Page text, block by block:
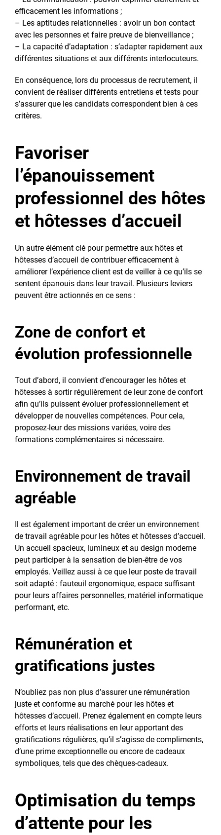
efficacement les informations ;
– Les aptitudes relationnelles : avoir un bon contact
avec les personnes et faire preuve de bienveillance ;
– La capacité d’adaptation : s’adapter rapidement aux
différentes situations et aux différents interlocuteurs.
En conséquence, lors du processus de recrutement, il
convient de réaliser différents entretiens et tests pour
s’assurer que les candidats correspondent bien à ces
critères.
Favoriser
l’épanouissement
professionnel des hôtes
et hôtesses d’accueil
Un autre élément clé pour permettre aux hôtes et
hôtesses d’accueil de contribuer efficacement à
améliorer l’expérience client est de veiller à ce qu’ils se
sentent épanouis dans leur travail. Plusieurs leviers
peuvent être actionnés en ce sens :
Zone de confort et
évolution professionnelle
Tout d’abord, il convient d’encourager les hôtes et
hôtesses à sortir régulièrement de leur zone de confort
afin qu’ils puissent évoluer professionnellement et
développer de nouvelles compétences. Pour cela,
proposez-leur des missions variées, voire des
formations complémentaires si nécessaire.
Environnement de travail
agréable
Il est également important de créer un environnement
de travail agréable pour les hôtes et hôtesses d’accueil.
Un accueil spacieux, lumineux et au design moderne
peut participer à la sensation de bien-être de vos
employés. Veillez aussi à ce que leur poste de travail
soit adapté : fauteuil ergonomique, espace suffisant
pour leurs affaires personnelles, matériel informatique
performant, etc.
Rémunération et
gratifications justes
N’oubliez pas non plus d’assurer une rémunération
juste et conforme au marché pour les hôtes et
hôtesses d’accueil. Prenez également en compte leurs
efforts et leurs réalisations en leur apportant des
gratifications régulières, qu’il s’agisse de compliments,
d’une prime exceptionnelle ou encore de cadeaux
symboliques, tels que des chèques-cadeaux.
Optimisation du temps
d’attente pour les